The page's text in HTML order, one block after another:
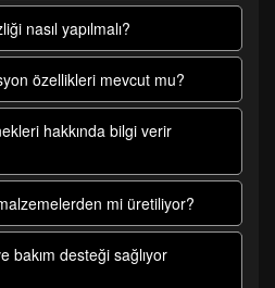
nasıl yapılmalı?
özellikleri mevcut mu?
hakkında bilgi verir
mi üretiliyor?
bakım desteği sağlıyor